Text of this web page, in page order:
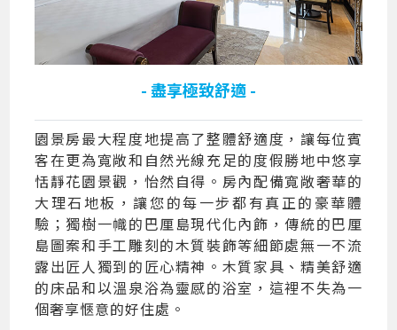
- 盡享極致舒適 -
園景房最大程度地提高了整體舒適度，讓每位賓
客在更為寬敞和自然光線充足的度假勝地中悠享
恬靜花園景觀，怡然自得。房內配備寬敞奢華的
大理石地板，讓您的每一步都有真正的豪華體
驗；獨樹一幟的巴厘島現代化內飾，傳統的巴厘
島圖案和手工雕刻的木質裝飾等細節處無一不流
露出匠人獨到的匠心精神。木質家具、精美舒適
的床品和以溫泉浴為靈感的浴室，這裡不失為一
個奢享愜意的好住處。